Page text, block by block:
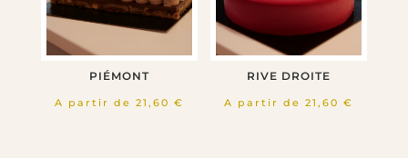
PIÉMONT
A partir de 21,60 €
RIVE DROITE
A partir de21,60€